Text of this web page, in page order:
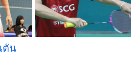
ตัน